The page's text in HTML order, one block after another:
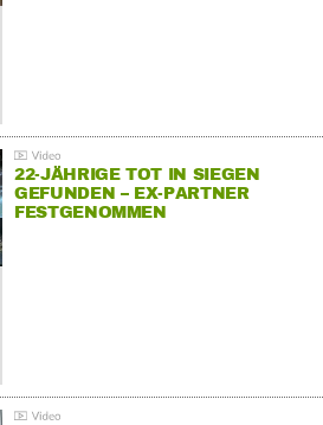
22-JÄHRIGE TOT IN SIEGEN
GEFUNDEN – EX-PARTNER
FESTGENOMMEN